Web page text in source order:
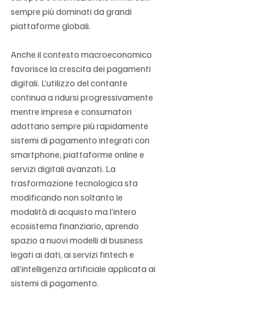
sempre più dominati da grandi
piattaforme globali.
Anche il contesto macroeconomico
favorisce la crescita dei pagamenti
digitali. L’utilizzo del contante
continua a ridursi progressivamente
mentre imprese e consumatori
adottano sempre più rapidamente
sistemi di pagamento integrati con
smartphone, piattaforme online e
servizi digitali avanzati. La
trasformazione tecnologica sta
modificando non soltanto le
modalità di acquisto ma l’intero
ecosistema finanziario, aprendo
spazio a nuovi modelli di business
legati ai dati, ai servizi fintech e
all’intelligenza artificiale applicata ai
sistemi di pagamento.